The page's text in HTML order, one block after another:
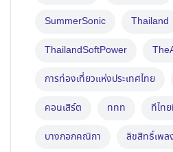
SummerSonic Thailand
ThailandSoftPower
การท่องเที่ยวแห่งประเทศไทย
คอนเสิร์ต ททท ทีไท
บางกอกคณิกา ลิขสิทธิ์เพล